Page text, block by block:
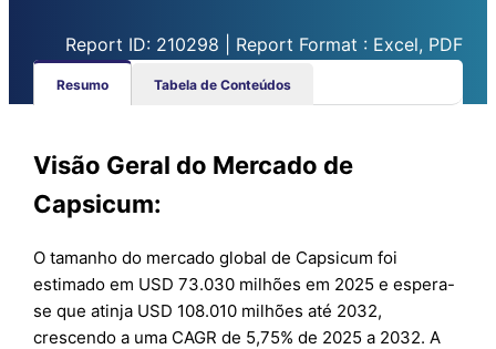
Report ID: 210298 | Report Format : Excel, PDF
Resumo Tabela de Conteúdos
Visão Geral do Mercado de
Capsicum:
O tamanho do mercado global de Capsicum foi
estimado em USD 73.030 milhões em 2025 e espera-
se que atinja USD 108.010 milhões até 2032,
crescendo a uma CAGR de 5,75% de 2025 a 2032. A